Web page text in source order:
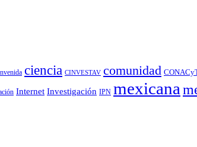
ciencia CINVESTAV comunidad
Internet Investigación IPN mexicana